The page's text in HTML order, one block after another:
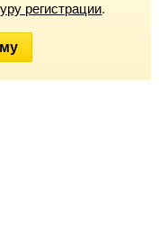
регистрации.